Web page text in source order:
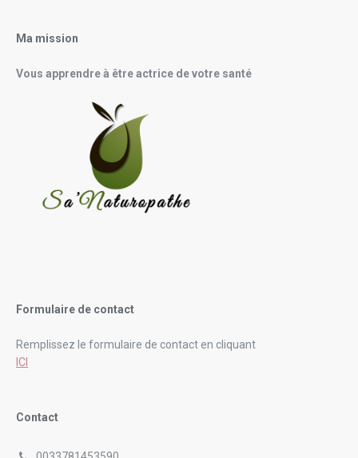
Ma mission
Vous apprendre à être actrice de votre santé
Formulaire de contact
Remplissez le formulaire de contact en cliquant
ICI
Contact